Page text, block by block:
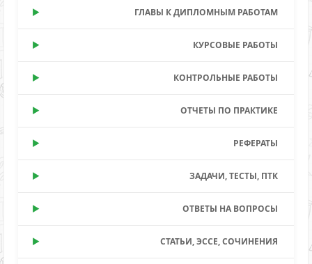
ГЛАВЫ К ДИПЛОМНЫМ РАБОТАМ
КУРСОВЫЕ РАБОТЫ
КОНТРОЛЬНЫЕ РАБОТЫ
ОТЧЕТЫ ПО ПРАКТИКЕ
РЕФЕРАТЫ
ЗАДАЧИ, ТЕСТЫ, ПТК
ОТВЕТЫ НА ВОПРОСЫ
СТАТЬИ, ЭССЕ, СОЧИНЕНИЯ